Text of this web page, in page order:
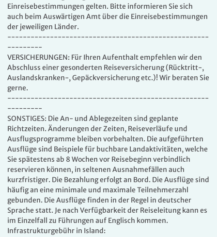
1.000 Passagieren bleibt viel Raum für Ihr individuelles
Urlaubserlebnis. Das Schiff hält eine große Auswahl
unterschiedlicher Innen-, Außen-, Familien- und
Balkonkabinen sowie Suiten für Sie bereit.
Im heutigen Kreuzfahrtmarkt gilt das Kreuzfahrtschiff
aufgrund der begrenzten Passagierkapazität als klein. Die
schönen Teakholz-Decks verbreiten ihren klassischen
Charme in perfekter Symbiose mit der elegant-modernen
auf 9 Passagierdecks jede Menge Raum zur persönlichen
Entfaltung.
An Bord erleben Sie diese Großzügigkeit beispielsweise in
Kabinen und Suiten von 16 bis 102 m² Größe, fünf
unterschiedlich designten Bars und Lounges, fünf
Restaurants, einem edlen Wellness-Bereich mit Sauna und
Dampfbad, einem großen Fitness-Center, Sportflächen auf
den Außendecks sowie zwei Pools, davon einer mit
Glasschiebedach. Und im Show-Theater „Hollywood’s“
über zwei Decks bietet Ihnen das bordeigene Show-
Ensemble erstklassige Abendunterhaltung.
Einreisebestimmungen gelten. Bitte informieren Sie sich
auch beim Auswärtigen Amt über die Einreisebestimmungen
der jeweiligen Länder.
----------------------------------------------------
---------
VERSICHERUNGEN: Für Ihren Aufenthalt empfehlen wir den
Abschluss einer gesonderten Reiseversicherung (Rücktritt-,
Auslandskranken-, Gepäckversicherung etc.)! Wir beraten Sie
gerne.
----------------------------------------------------
---------
SONSTIGES: Die An- und Ablegezeiten sind geplante
Richtzeiten. Änderungen der Zeiten, Reiseverläufe und
Ausflugsprogramme bleiben vorbehalten. Die aufgeführten
Ausflüge sind Beispiele für buchbare Landaktivitäten, welche
Sie spätestens ab 8 Wochen vor Reisebeginn verbindlich
reservieren können, in seltenen Ausnahmefällen auch
kurzfristiger. Die Bezahlung erfolgt an Bord. Die Ausflüge sind
häufig an eine minimale und maximale Teilnehmerzahl
gebunden. Die Ausflüge finden in der Regel in deutscher
Sprache statt. Je nach Verfügbarkeit der Reiseleitung kann es
im Einzelfall zu Führungen auf Englisch kommen.
Infrastrukturgebühr in Island: